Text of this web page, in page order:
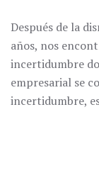
Después de la
años, nos
incertidumbre
empresarial se
incertidumbre,